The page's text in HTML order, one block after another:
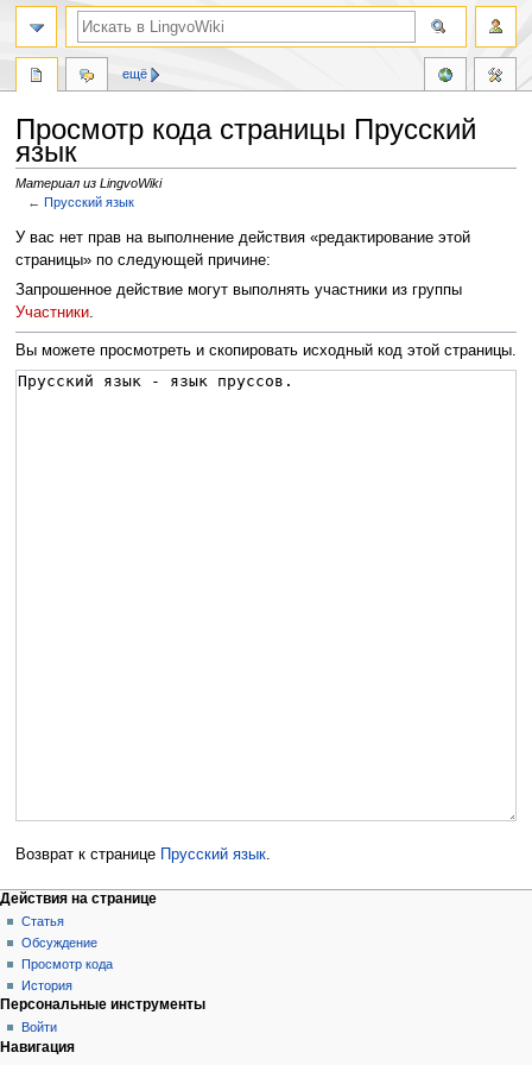
Просмотр кода страницы Прусский
язык
Материал из LingvoWiki
←Прусский язык
Перейти
к
навигации
Перейти
к
поиску
У вас нет прав на выполнение действия «редактирование этой
страницы» по следующей причине:
Запрошенное действие могут выполнять участники из группы
Участники.
Вы можете просмотреть и скопировать исходный код этой страницы.
Возврат к странице Прусский язык.
Действия на странице
Статья
Обсуждение
Просмотр кода
История
ещё
Персональные инструменты
Войти
Навигация